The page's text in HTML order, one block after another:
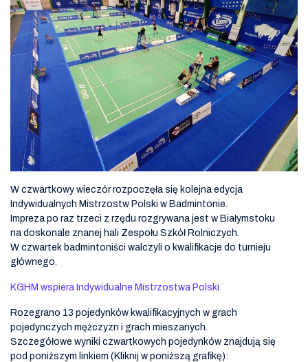
W czwartkowy wieczór rozpoczęła się kolejna edycja
Indywidualnych Mistrzostw Polski w Badmintonie.
Impreza po raz trzeci z rzędu rozgrywana jest w Białymstoku
na doskonale znanej hali Zespołu Szkół Rolniczych.
W czwartek badmintoniści walczyli o kwalifikacje do turnieju
głównego.
KGHM wspiera Indywidualne Mistrzostwa Polski
Rozegrano 13 pojedynków kwalifikacyjnych w grach
pojedynczych mężczyzn i grach mieszanych.
Szczegółowe wyniki czwartkowych pojedynków znajdują się
pod poniższym linkiem (Kliknij w poniższą grafikę):